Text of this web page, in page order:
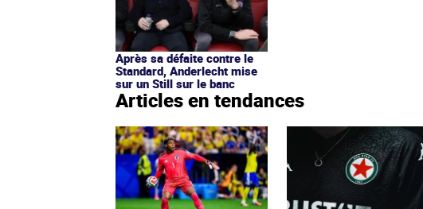
Après sa défaite contre le
Standard, Anderlecht mise
sur un Still sur le banc
Articles en tendances